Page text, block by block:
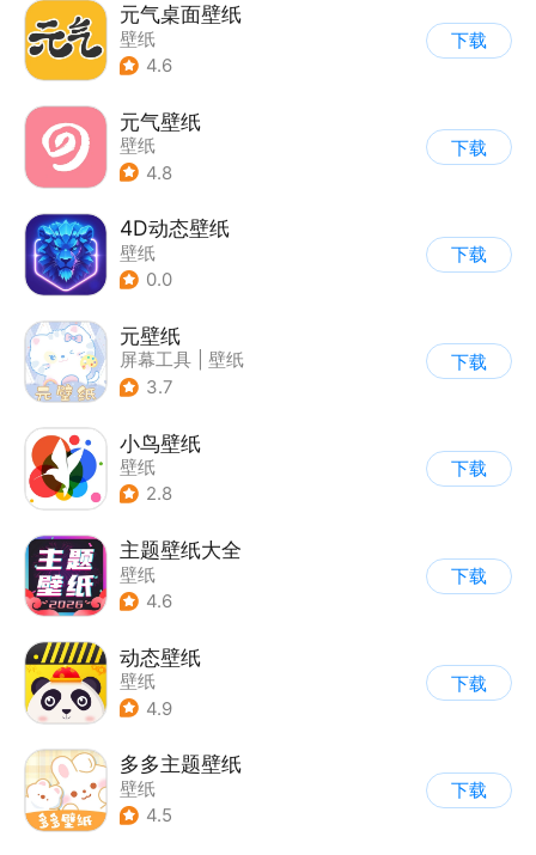
元气桌面壁纸
壁纸
4.6
下载
元气壁纸
壁纸
4.8
下载
4D动态壁纸
壁纸
0.0
下载
元壁纸
屏幕工具
壁纸
3.7
下载
小鸟壁纸
壁纸
2.8
下载
主题壁纸大全
壁纸
4.6
下载
动态壁纸
壁纸
4.9
下载
多多主题壁纸
壁纸
4.5
下载